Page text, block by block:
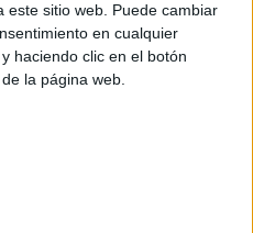
este sitio web. Puede cambiar
en cualquier
haciendo clic en el botón
la página web.
de Uso
de uso*